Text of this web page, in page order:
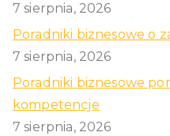
7 sierpnia, 2026
Poradniki biznesowe o
7 sierpnia, 2026
Poradniki biznesowe
kompetencje
7 sierpnia, 2026